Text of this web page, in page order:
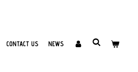
CONTACT US NEWS